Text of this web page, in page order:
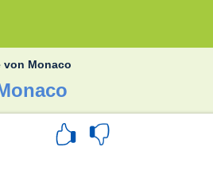
von Monaco